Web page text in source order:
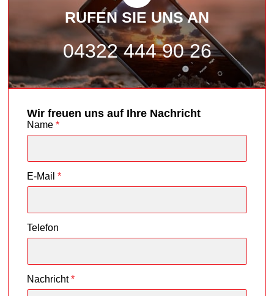
RUFEN SIE UNS AN
04322 444 90 26
Wir freuen uns auf Ihre Nachricht
Name *
E-Mail *
Telefon
Nachricht *